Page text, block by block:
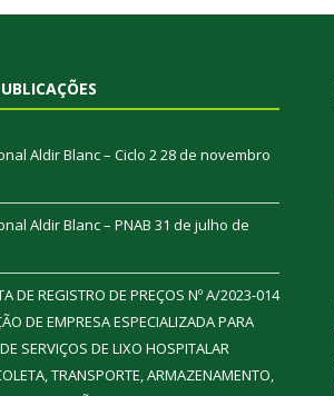
Aldir Blanc – Ciclo 228 de novembro
Aldir Blanc – PNAB 31 de julho de
DE REGISTRO DE PREÇOS Nº A/2023-014
DE EMPRESA ESPECIALIZADA PARA
SERVIÇOS DE LIXO HOSPITALAR
TRANSPORTE, ARMAZENAMENTO,